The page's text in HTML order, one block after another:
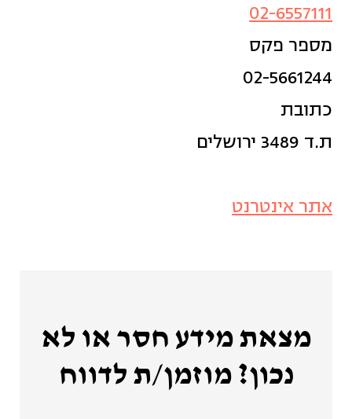
02-6557111
מספר פקס
02-5661244
כתובת
ת.ד 3489 ירושלים
אתר אינטרנט
מצאת מידע חסר או לא
נכון? מוזמן/ת לדווח